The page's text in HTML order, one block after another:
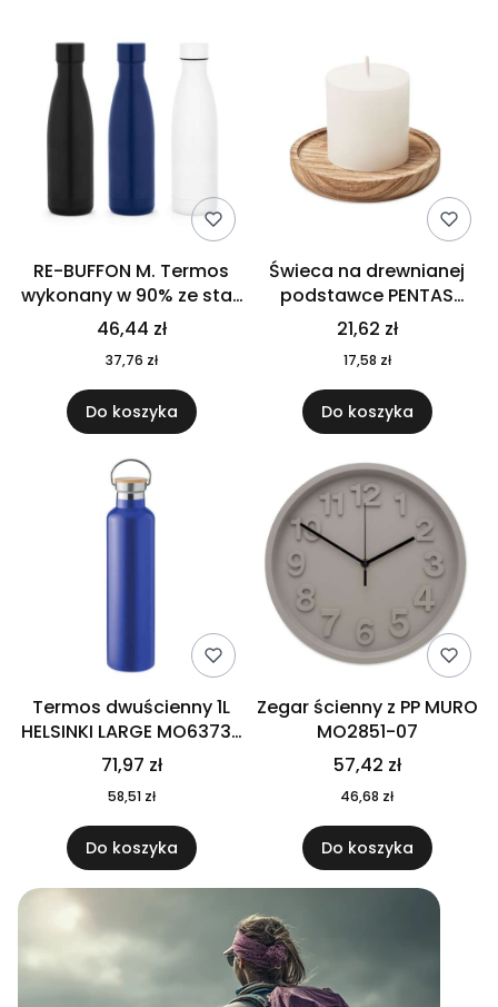
RE-BUFFON M. Termos
wykonany w 90% ze stali
nierdzewnej
pochodzącej z
recyklingu 520 ml 94294
46,44 zł
37,76 zł
Do koszyka
Świeca na drewnianej
podstawce PENTAS
MO6282-40
21,62 zł
17,58 zł
Do koszyka
Termos dwuścienny 1L
HELSINKI LARGE MO6373-
04
71,97 zł
58,51 zł
Do koszyka
Zegar ścienny z PP MURO
MO2851-07
57,42 zł
46,68 zł
Do koszyka